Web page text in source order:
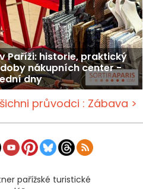
Paříži: historie, praktický
nákupních center -
dny
průvodci : Zábava >
pařížské turistické